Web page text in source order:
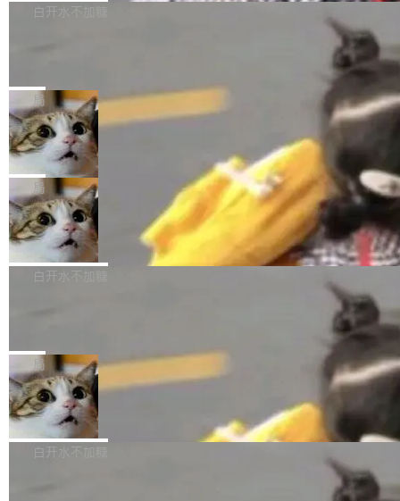
技术判断。 两行 prompt 就能个性化任何软件 C
ness 的内测，可以回复或私信联系我。请附上
Harness 负责把能力落到真实环境中——调用工
具、读写文件、管理上下文、处理错误、完成闭
环。崔添翼招人的标...
型的预览版本 SenseNova U1.5-Lite-Preview。
理解、推理、生成与编辑，还仅以 8B-MoT 的轻
量大小，将能力推进到4K、更精细的真实质感、
更复杂的视觉控制和可持续迭代编辑。 相比 U
1，U1.5-Lite-Preview 在以下方向上带来了显著
提升： 原生支持4K图像生成； 更精细的局部纹
理、细节与真实世界质感； 更准确的中英文文字
生成与复杂版式组织； 更稳定的图...
白开水不加糖
nap。这次是 hwctl——一个用来检查 Ubuntu
硬件认证状态的命令行工具。 Canonical 工程师
Alan Griffiths 在邮件列表中说得很直白：「hwc
tl 是一个 Ubuntu 专有的包，它和它的依赖项都
是 Ubuntu 专有的，不会用在其他发行版上。」
所以 deb 版本的受众实际上为零。既然只有 Ub
untu 用户在用，那用 snap 打包就没什么可纠结
的。 从 deb 到 snap 的迁移路径 hwctl 是 rust-
hwlib 硬件 API 库的一部分，命令行工具负责查
局
Dario Amodei 担心新人来 Anthropic
只为金钱，不为使命
顶级 AI 研究员在两家公司之间来回跳，中间只
隔了几天。 Lilian Weng 上周刚宣布因健康原因
离开 Thinking Machines Lab，说自己作为联合
创始人的角色「太累了」。几天后，The Inform
ation 就曝出她将重回 OpenAI，负责递归自我
改进方向的研究。她是 Thinking Machines 过
一在人才争夺战中失血的公司。六月，Google
连失两员大将：Noam Shazeer 去了 Op...
局
FFmpeg 9.0 发布
FFmpeg 9.0 现已发布，包含多项改进。官方更
新日志列出的 9.0 版本主要更新内容如下： 扩
er HE-AAC 960 解码 (DAB+) transpose_cuda
filter 添加 AMF Frame Rate Converter (vf_frc
_amf) filter SMPTE 2094-50 元数据支持和直
通 ProRes RAW VideoToolbox 硬件加速器 AP
V ...
白开水不加糖
Code 在 X 上发帖：「DeepSeek Flash did 8T
tokens on August 1st. 5T of free usage + 3T
on OpenCode Go.」79.8 万次浏览，连带着 #
DeepSeek一天消耗了8万亿# 上了微博热搜——
注意这是 OpenCode 一家的消耗。 OpenCode
局
NetBSD 11.0 正式发布
NetBSD 11.0 现已正式发布，这是 NetBSD 操
作系统的第十八个主要版本。 自 NetBSD 10.1
白开水不加糖